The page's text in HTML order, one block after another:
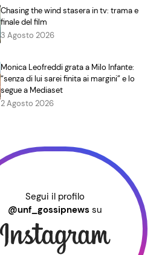
Chasing the wind stasera in tv: trama e
finale del film
3 Agosto 2026
Monica Leofreddi grata a Milo Infante:
“senza di lui sarei finita ai margini” e lo
segue a Mediaset
2 Agosto 2026
Segui il profilo
@unf_gossipnews su